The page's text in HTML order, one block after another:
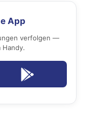
App
verfolgen —